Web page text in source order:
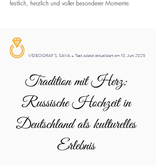
festlich, herzlich und voller besonderer Momente.
VIDEOGRAF S. SAVA – Text zuletzt aktualisiert am 10. Juni 2025
Tradition mit Herz:
Russische Hochzeit in
Deutschland als kulturelles
Erlebnis